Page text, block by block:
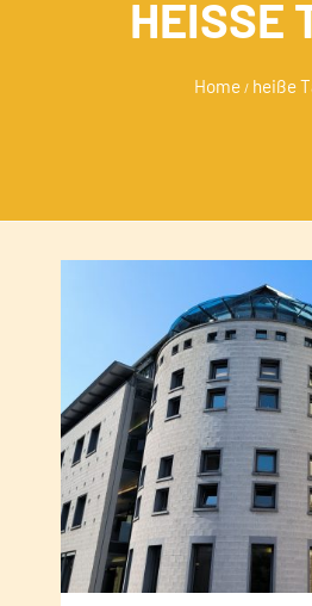
HEISSE
Home / heiße